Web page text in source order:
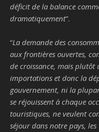
déficit de la balance
dramatiquement”.
“La demande des
aux frontières ouvertes,
de croissance, mais plutôt
importations et donc la
gouvernement, ni la
se réjouissent à chaque
touristiques, ne veulent
séjour dans notre pays,